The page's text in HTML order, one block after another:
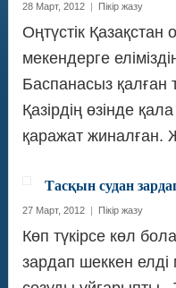
28 Март, 2012 | Пікір жазу
Оңтүстік
мекендерге
Баспанасыз қалған
Қазірдің өзінде
қаражат жиналған.
Тасқын судан
27 Март, 2012 | Пікір жазу
Көп түкірсе көл
зардап шеккен